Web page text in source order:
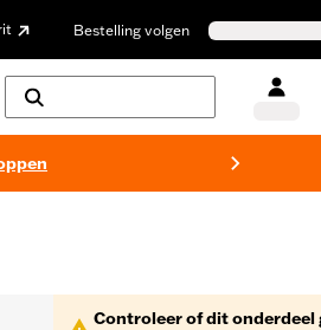
Bestelling volgen
Controleer of dit onderdeel